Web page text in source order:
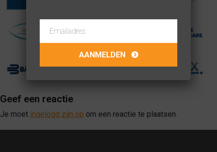
Geef een reactie
Je moet ingelogd zijn op om een reactie te plaatsen.